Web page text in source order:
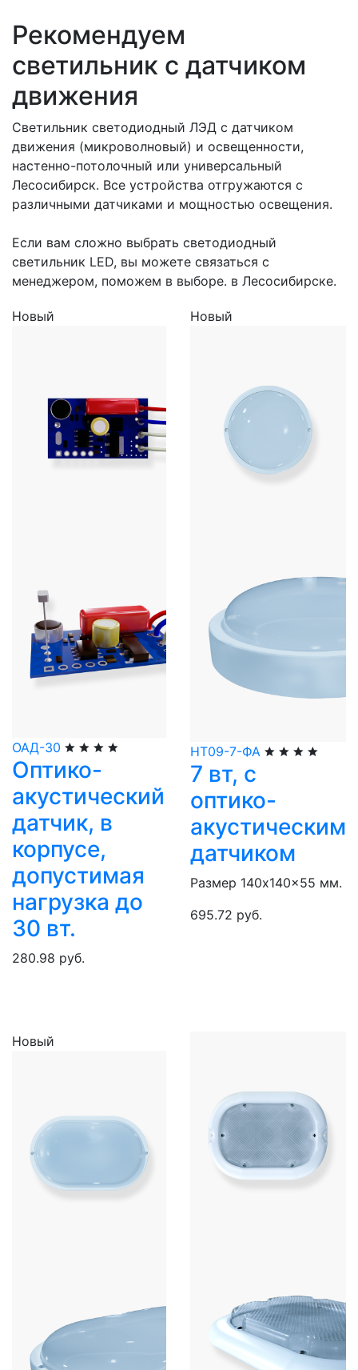
Рекомендуем
светильник с датчиком
движения
Светильник светодиодный ЛЭД с датчиком
движения (микроволновый) и освещенности,
настенно-потолочный или универсальный
Лесосибирск. Все устройства отгружаются с
различными датчиками и мощностью освещения.
Если вам сложно выбрать светодиодный
светильник LED, вы можете связаться с
менеджером, поможем в выборе. в Лесосибирске.
Новый
ОАД-30
Оптико-
акустический
датчик, в
корпусе,
допустимая
нагрузка до
30 вт.
280.98 руб.
Новый
НТ09-7-ФА
7 вт, с
оптико-
акустическим
датчиком
Размер 140x140x55 мм.
695.72 руб.
Новый